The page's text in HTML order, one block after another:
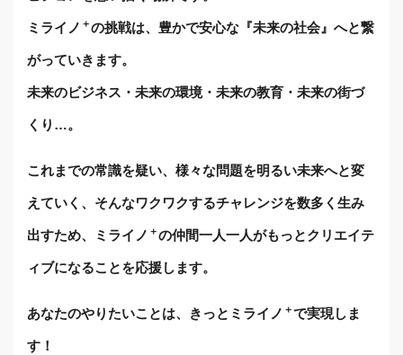
ミライノ ＋の挑戦は、豊かで安心な『未来の社会』へと繋
がっていきます。
未来のビジネス・未来の環境・未来の教育・未来の街づ
くり…。
これまでの常識を疑い、様々な問題を明るい未来へと変
えていく、 そんなワクワクするチャレンジを数多く生み
出すため、 ミライノ ＋の仲間一人一人がもっとクリエイテ
ィブになることを応援します。
あなたのやりたいことは、きっとミライノ ＋で実現しま
す！